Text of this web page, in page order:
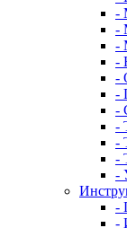
-
-
-
-
-
-
-
-
-
-
-
-
-